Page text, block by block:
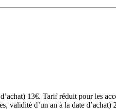
13€. Tarif réduit pour les
d’un an à la date d’achat)